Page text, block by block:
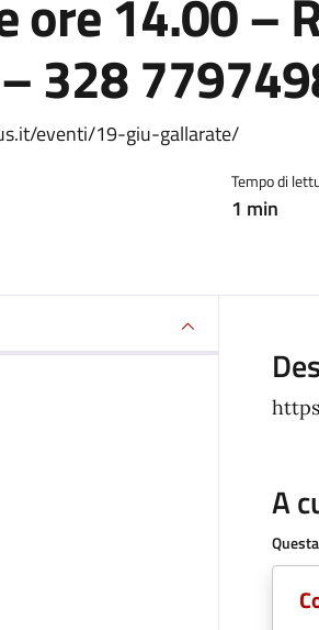
ore 14.00 –
328
eventi/19-giu-gallarate/
Tempo di
1 min
A